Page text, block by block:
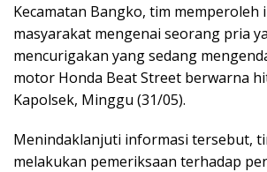
Kecamatan Bangko, tim memperoleh
masyarakat mengenai seorang pria
mencurigakan yang sedang
motor Honda Beat Street berwarna
Kapolsek, Minggu (31/05).
Menindaklanjuti informasi tersebut,
melakukan pemeriksaan terhadap